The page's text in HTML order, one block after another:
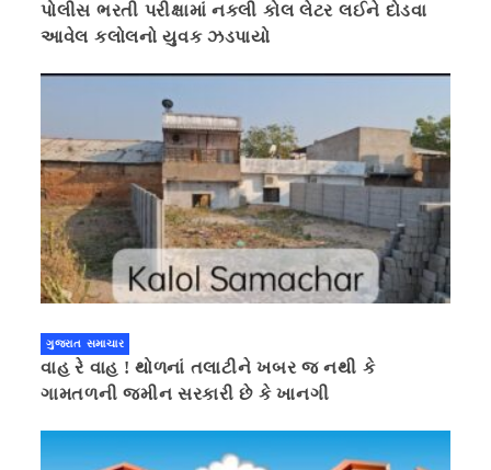
પોલીસ ભરતી પરીક્ષામાં નકલી કોલ લેટર લઈને દોડવા
આવેલ કલોલનો યુવક ઝડપાયો
ગુજરાત સમાચાર
વાહ રે વાહ ! થોળનાં તલાટીને ખબર જ નથી કે
ગામતળની જમીન સરકારી છે કે ખાનગી